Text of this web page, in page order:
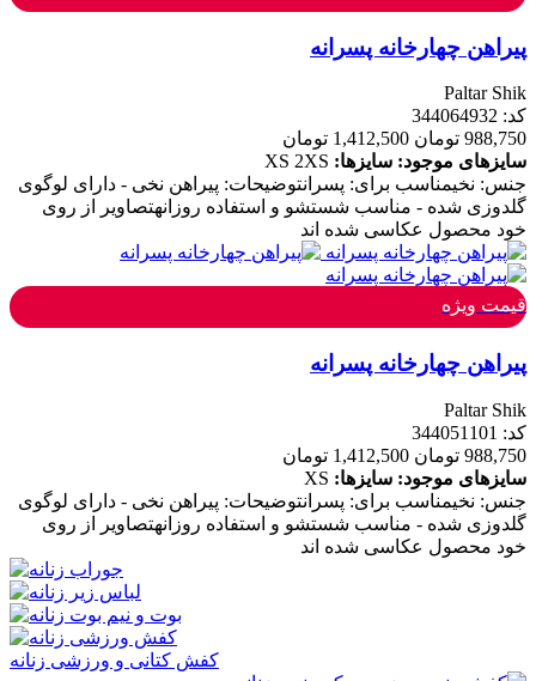
پیراهن چهارخانه پسرانه
Paltar Shik
کد: 344064932
988,750 تومان
1,412,500 تومان
سایزهای موجود: سایزها: XS 2XS
جنس: نخیمناسب برای: پسرانتوضیحات: پیراهن نخی - دارای لوگوی
گلدوزی شده - مناسب شستشو و استفاده روزانهتصاویر از روی
خود محصول عکاسی شده اند
قیمت ویژه
پیراهن چهارخانه پسرانه
Paltar Shik
کد: 344051101
988,750 تومان
1,412,500 تومان
سایزهای موجود: سایزها: XS
جنس: نخیمناسب برای: پسرانتوضیحات: پیراهن نخی - دارای لوگوی
گلدوزی شده - مناسب شستشو و استفاده روزانهتصاویر از روی
خود محصول عکاسی شده اند
کفش کتانی و ورزشی زنانه